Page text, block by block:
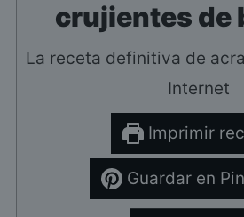
crujientes de
La receta definitiva de
Internet
Imprimir
Guardar en